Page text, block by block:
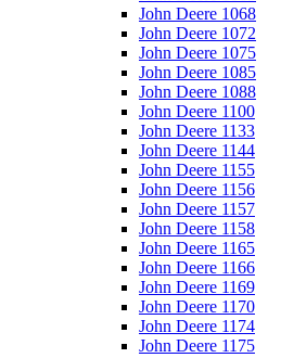
John Deere 1068
John Deere 1072
John Deere 1075
John Deere 1085
John Deere 1088
John Deere 1100
John Deere 1133
John Deere 1144
John Deere 1155
John Deere 1156
John Deere 1157
John Deere 1158
John Deere 1165
John Deere 1166
John Deere 1169
John Deere 1170
John Deere 1174
John Deere 1175